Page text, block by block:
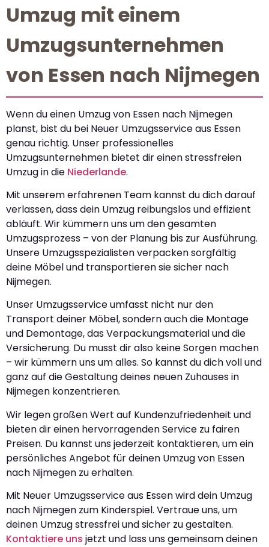
Umzug mit einem
Umzugsunternehmen
von Essen nach Nijmegen
Wenn du einen Umzug von Essen nach Nijmegen
planst, bist du bei Neuer Umzugsservice aus Essen
genau richtig. Unser professionelles
Umzugsunternehmen bietet dir einen stressfreien
Umzug in die Niederlande.
Mit unserem erfahrenen Team kannst du dich darauf
verlassen, dass dein Umzug reibungslos und effizient
abläuft. Wir kümmern uns um den gesamten
Umzugsprozess – von der Planung bis zur Ausführung.
Unsere Umzugsspezialisten verpacken sorgfältig
deine Möbel und transportieren sie sicher nach
Nijmegen.
Unser Umzugsservice umfasst nicht nur den
Transport deiner Möbel, sondern auch die Montage
und Demontage, das Verpackungsmaterial und die
Versicherung. Du musst dir also keine Sorgen machen
– wir kümmern uns um alles. So kannst du dich voll und
ganz auf die Gestaltung deines neuen Zuhauses in
Nijmegen konzentrieren.
Wir legen großen Wert auf Kundenzufriedenheit und
bieten dir einen hervorragenden Service zu fairen
Preisen. Du kannst uns jederzeit kontaktieren, um ein
persönliches Angebot für deinen Umzug von Essen
nach Nijmegen zu erhalten.
Mit Neuer Umzugsservice aus Essen wird dein Umzug
nach Nijmegen zum Kinderspiel. Vertraue uns, um
deinen Umzug stressfrei und sicher zu gestalten.
Kontaktiere uns jetzt und lass uns gemeinsam deinen